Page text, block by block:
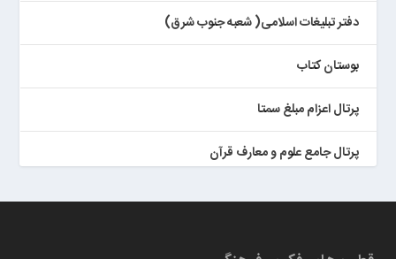
دفتر تبلیغات اسلامی( شعبه جنوب شرق)
بوستان کتاب
پرتال اعزام مبلغ سمتا
پرتال جامع علوم و معارف قرآن
کتابخان همراه پژوهان